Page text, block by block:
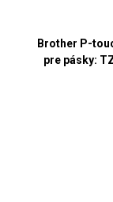
Brother P-
pre pásky: